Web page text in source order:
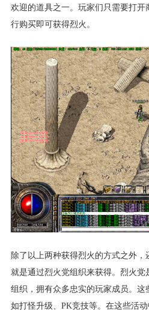
欢迎的道具之一。玩家们只需要打
行购买即可获得烈火。
除了以上两种获得烈火的方式之外
就是通过烈火党组织来获得。烈火
组织，拥有众多忠实的玩家成员。
如打怪升级、PK竞技等。在这些活